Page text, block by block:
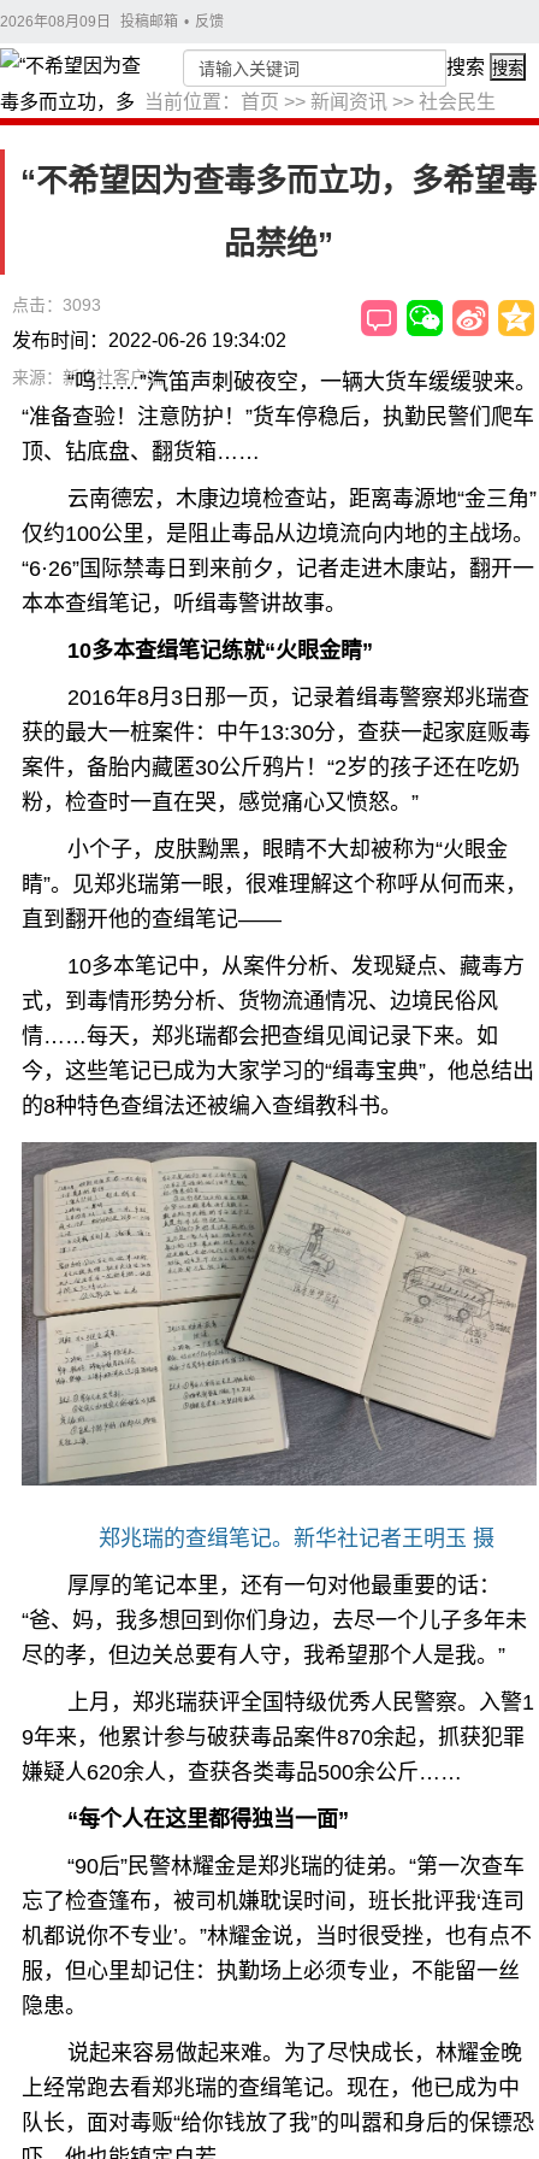
2026年08月09日 投稿邮箱 • 反馈
当前位置： 首页 >> 新闻资讯 >> 社会民生
搜索 搜索
“不希望因为查毒多而立功，多希望毒
品禁绝”
点击：3093
发布时间：2022-06-26 19:34:02
来源：新华社客户端
“呜……”汽笛声刺破夜空，一辆大货车缓缓驶来。
“准备查验！注意防护！”货车停稳后，执勤民警们爬车
顶、钻底盘、翻货箱……
云南德宏，木康边境检查站，距离毒源地“金三角”
仅约100公里，是阻止毒品从边境流向内地的主战场。
“6·26”国际禁毒日到来前夕，记者走进木康站，翻开一
本本查缉笔记，听缉毒警讲故事。
10多本查缉笔记练就“火眼金睛”
2016年8月3日那一页，记录着缉毒警察郑兆瑞查
获的最大一桩案件：中午13:30分，查获一起家庭贩毒
案件，备胎内藏匿30公斤鸦片！“2岁的孩子还在吃奶
粉，检查时一直在哭，感觉痛心又愤怒。”
小个子，皮肤黝黑，眼睛不大却被称为“火眼金
睛”。见郑兆瑞第一眼，很难理解这个称呼从何而来，
直到翻开他的查缉笔记——
10多本笔记中，从案件分析、发现疑点、藏毒方
式，到毒情形势分析、货物流通情况、边境民俗风
情……每天，郑兆瑞都会把查缉见闻记录下来。如
今，这些笔记已成为大家学习的“缉毒宝典”，他总结出
的8种特色查缉法还被编入查缉教科书。
郑兆瑞的查缉笔记。新华社记者王明玉 摄
厚厚的笔记本里，还有一句对他最重要的话：
“爸、妈，我多想回到你们身边，去尽一个儿子多年未
尽的孝，但边关总要有人守，我希望那个人是我。”
上月，郑兆瑞获评全国特级优秀人民警察。入警1
9年来，他累计参与破获毒品案件870余起，抓获犯罪
嫌疑人620余人，查获各类毒品500余公斤……
“每个人在这里都得独当一面”
“90后”民警林耀金是郑兆瑞的徒弟。“第一次查车
忘了检查篷布，被司机嫌耽误时间，班长批评我‘连司
机都说你不专业’。”林耀金说，当时很受挫，也有点不
服，但心里却记住：执勤场上必须专业，不能留一丝
隐患。
说起来容易做起来难。为了尽快成长，林耀金晚
上经常跑去看郑兆瑞的查缉笔记。现在，他已成为中
队长，面对毒贩“给你钱放了我”的叫嚣和身后的保镖恐